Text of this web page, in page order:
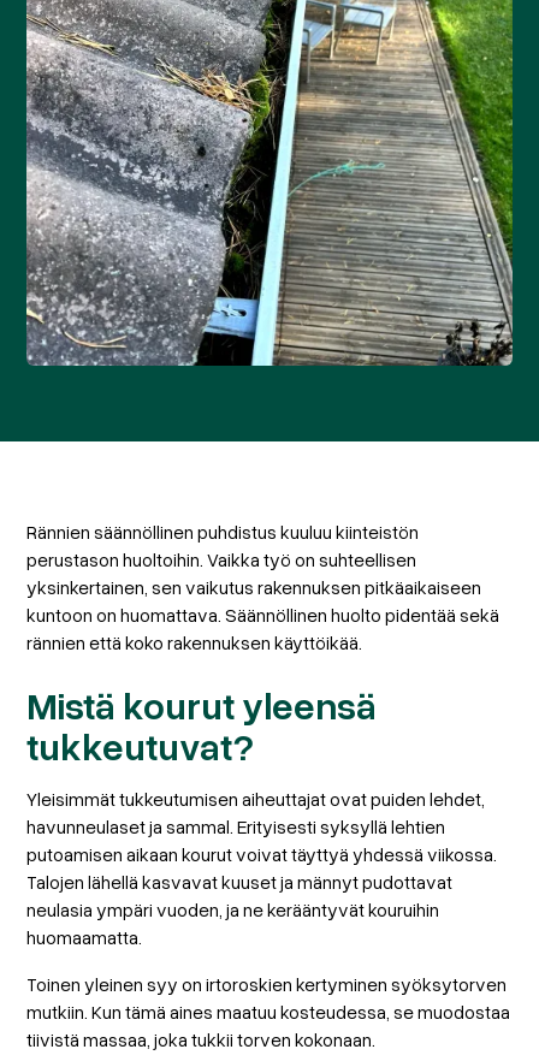
Rännien säännöllinen puhdistus kuuluu kiinteistön
perustason huoltoihin. Vaikka työ on suhteellisen
yksinkertainen, sen vaikutus rakennuksen pitkäaikaiseen
kuntoon on huomattava. Säännöllinen huolto pidentää sekä
rännien että koko rakennuksen käyttöikää.
Mistä kourut yleensä
tukkeutuvat?
Yleisimmät tukkeutumisen aiheuttajat ovat puiden lehdet,
havunneulaset ja sammal. Erityisesti syksyllä lehtien
putoamisen aikaan kourut voivat täyttyä yhdessä viikossa.
Talojen lähellä kasvavat kuuset ja männyt pudottavat
neulasia ympäri vuoden, ja ne kerääntyvät kouruihin
huomaamatta.
Toinen yleinen syy on irtoroskien kertyminen syöksytorven
mutkiin. Kun tämä aines maatuu kosteudessa, se muodostaa
tiivistä massaa, joka tukkii torven kokonaan.